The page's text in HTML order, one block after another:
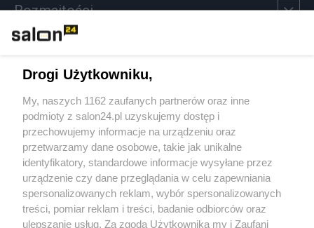
Rozmaitości
Sport
Społeczeństwo
Kultura
Drogi Użytkowniku,
My, naszych 1162 zaufanych partnerów oraz inne
podmioty z salon24.pl uzyskujemy dostęp i
przechowujemy informacje na urządzeniu oraz
przetwarzamy dane osobowe, takie jak unikalne
identyfikatory, standardowe informacje wysyłane przez
urządzenie czy dane przeglądania w celu zapewniania
spersonalizowanych reklam, wybór spersonalizowanych
treści, pomiar reklam i treści, badanie odbiorców oraz
ulepszanie usług. Za zgodą Użytkownika my i Zaufani